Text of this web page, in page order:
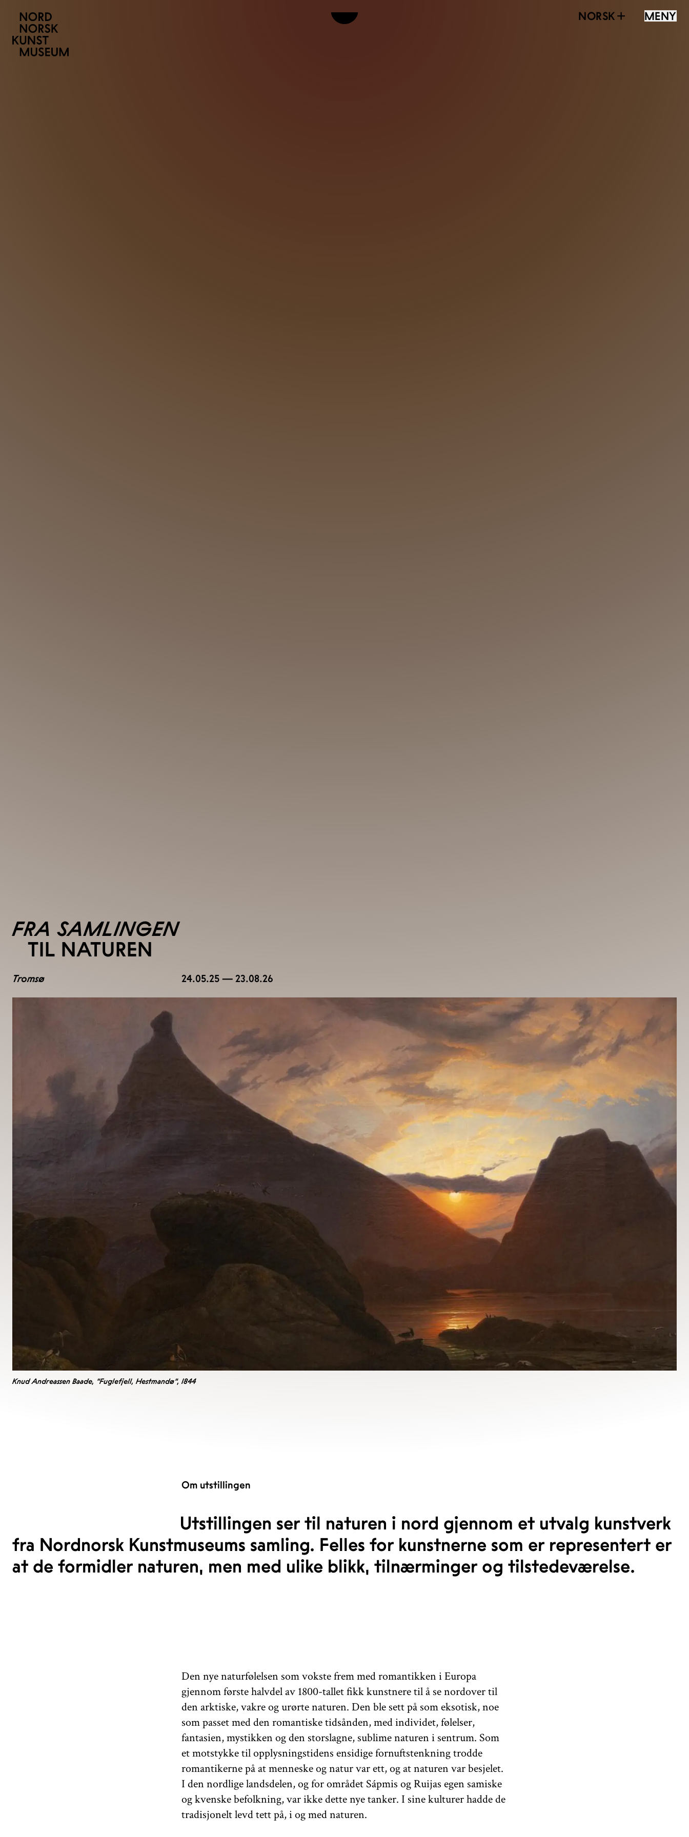
NORSK MENY
FRA SAMLINGEN
TIL NATUREN
Tromsø 24.05.25 — 23.08.26
Knud Andreassen Baade, "Fuglefjell, Hestmandø", 1844
Om utstillingen
Utstillingen ser til naturen i nord gjennom et utvalg kunstverk
fra Nordnorsk Kunstmuseums samling. Felles for kunstnerne som er representert er
at de formidler naturen, men med ulike blikk, tilnærminger og tilstedeværelse.
Den nye naturfølelsen som vokste frem med romantikken i Europa
gjennom første halvdel av 1800-tallet fikk kunstnere til å se nordover til
den arktiske, vakre og urørte naturen. Den ble sett på som eksotisk, noe
som passet med den romantiske tidsånden, med individet, følelser,
fantasien, mystikken og den storslagne, sublime naturen i sentrum. Som
et motstykke til opplysningstidens ensidige fornuftstenkning trodde
romantikerne på at menneske og natur var ett, og at naturen var besjelet.
I den nordlige landsdelen, og for området Sápmis og Ruijas egen samiske
og kvenske befolkning, var ikke dette nye tanker. I sine kulturer hadde de
tradisjonelt levd tett på, i og med naturen.